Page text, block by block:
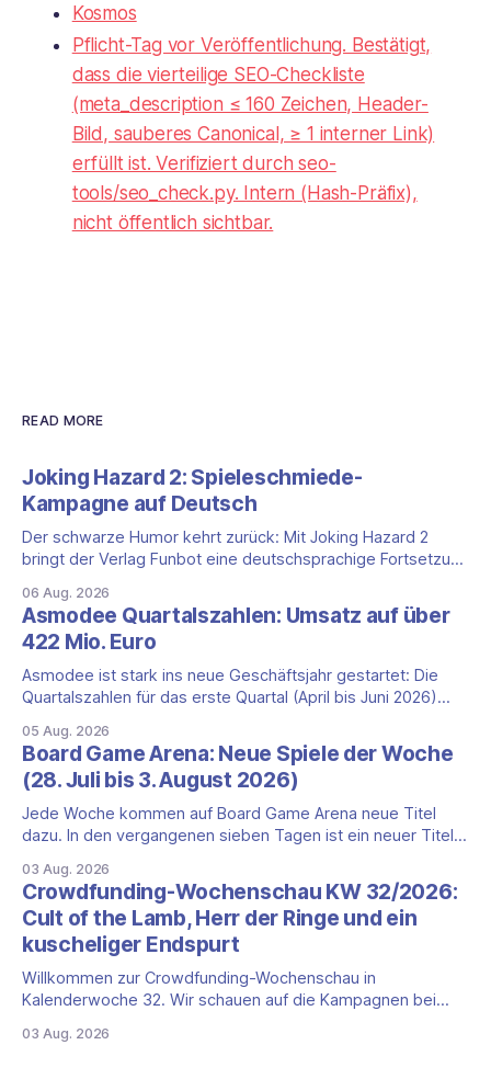
Kosmos
Pflicht-Tag vor Veröffentlichung. Bestätigt,
dass die vierteilige SEO-Checkliste
(meta_description ≤ 160 Zeichen, Header-
Bild, sauberes Canonical, ≥ 1 interner Link)
erfüllt ist. Verifiziert durch seo-
tools/seo_check.py. Intern (Hash-Präfix),
nicht öffentlich sichtbar.
READ MORE
Joking Hazard 2: Spieleschmiede-
Kampagne auf Deutsch
Der schwarze Humor kehrt zurück: Mit Joking Hazard 2
bringt der Verlag Funbot eine deutschsprachige Fortsetzung
Happiness (Explosm) auf die Spieleschmiede. Wir ordnen
ein, was die Kampagne unter dem Motto „Die fiesen
Comics sind zurück!" bietet und wo sie schweigt.
06 Aug. 2026
Asmodee Quartalszahlen: Umsatz auf über
422 Mio. Euro
Asmodee ist stark ins neue Geschäftsjahr gestartet: Die
Quartalszahlen für das erste Quartal (April bis Juni 2026)
Prozent auf 422,1 Millionen Euro. Getragen wird das
Wachstum weiter von den Sammelkartenspielen, doch
erstmals seit Monaten zeigt auch das klassische
Brettspielgeschäft wieder
05 Aug. 2026
Board Game Arena: Neue Spiele der Woche
(28. Juli bis 3. August 2026)
Jede Woche kommen auf Board Game Arena neue Titel
dazu. In den vergangenen sieben Tagen ist ein neuer Titel
bekanntesten kooperativen Zombiespiele. Wir stellen dir
den Neuzugang mit seinen Eckdaten vor. Zombicide: 2nd
Edition: kooperatives Überleben gegen Zombiehorden Mit
Zombicide: 2nd
03 Aug. 2026
Crowdfunding-Wochenschau KW 32/2026:
Cult of the Lamb, Herr der Ringe und ein
kuscheliger Endspurt
Willkommen zur Crowdfunding-Wochenschau in
Kalenderwoche 32. Wir schauen auf die Kampagnen bei
gestartet sind, kurz vor dem Ende stehen oder aus anderen
03 Aug. 2026